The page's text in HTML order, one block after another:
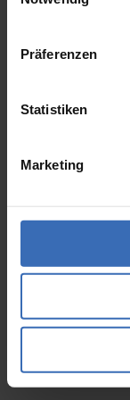
Präferenzen
Statistiken
Marketing